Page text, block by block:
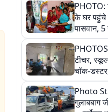
PHOTO:
के घर पहुंचे
पासवान, 5
उस भावुक
कहानी
टीचर,
चॉक-
इस चहेते
जानिए
Photo
गुलाबबाग